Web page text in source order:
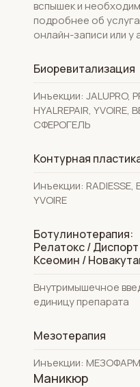
вспышек и
подробнее об
онлайн-записи или у
Биоревитализация
Инъекции: JALUPRO,
HYALREPAIR, YVOIRE,
СФЕРОГЕЛЬ
Контурная
Инъекции: RADIESSE,
YVOIRE
Ботулинотерапия:
Релатокс /
Ксеомин /
Внутримышечное
единицу препарата
Мезотерапия
Инъекции:
Маникюр